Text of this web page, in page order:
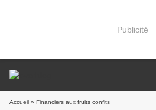
Publicité
Accueil » Financiers aux fruits confits